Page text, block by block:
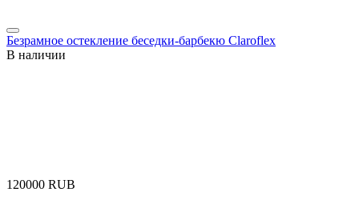
Безрамное остекление беседки-барбекю Claroflex
В наличии
‍120000‍ RUB